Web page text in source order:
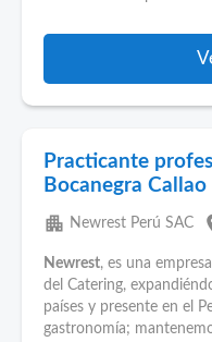
Practicante
Bocanegra Callao
apartment Newrest Perú SAC
Newrest, es una
del Catering,
países y presente en el
gastronomía;